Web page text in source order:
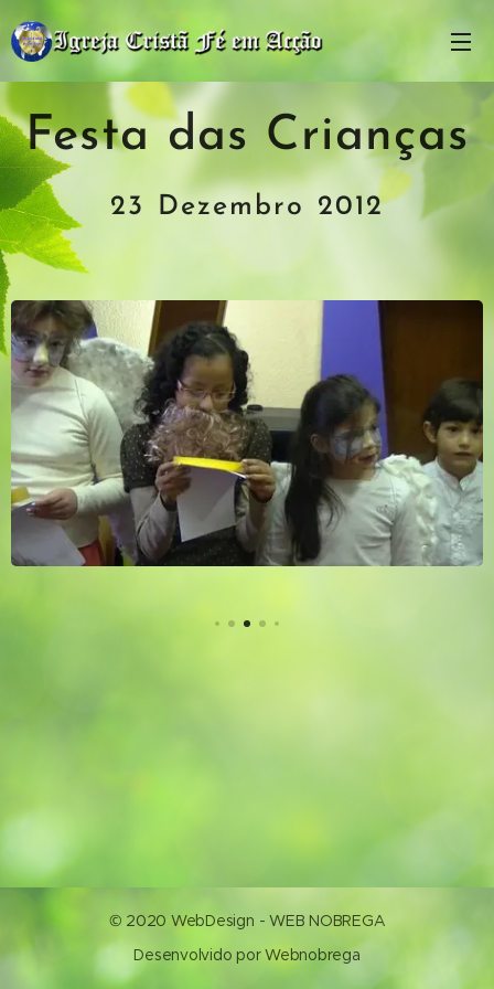
Festa das Crianças
23 Dezembro 2012
© 2020 WebDesign - WEB NOBREGA
Desenvolvido por Webnobrega